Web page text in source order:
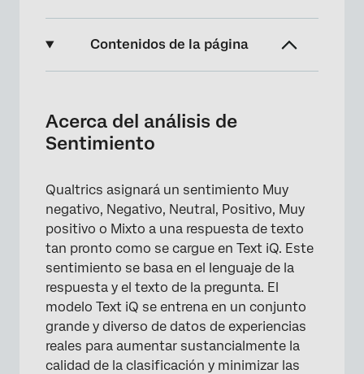
Contenidos de la página
Funcionalidad de Sentimiento
Sentimiento general vs. Sentimiento del
Visualización y cambio de Sentimiento
Filtrado por Sentimiento
Puntuación del sentimiento
Actualizaciones del modelo de Sentimiento
Análisis de Sentimiento en varios idiomas
Acerca del análisis de
Sentimiento
Qualtrics asignará un sentimiento Muy
negativo, Negativo, Neutral, Positivo, Muy
positivo o Mixto a una respuesta de texto
tan pronto como se cargue en Text iQ. Este
sentimiento se basa en el lenguaje de la
respuesta y el texto de la pregunta. El
modelo Text iQ se entrena en un conjunto
grande y diverso de datos de experiencias
reales para aumentar sustancialmente la
calidad de la clasificación y minimizar las